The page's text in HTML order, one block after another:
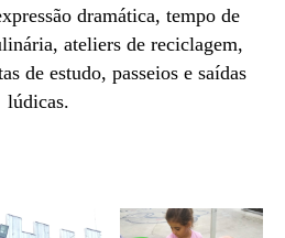
dramática, tempo de
ateliers de reciclagem,
de estudo, passeios e saídas
lúdicas.